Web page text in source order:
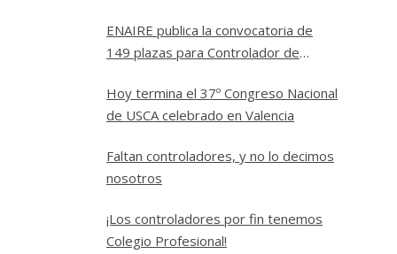
ENAIRE publica la convocatoria de
149 plazas para Controlador de
Hoy termina el 37º Congreso Nacional
de USCA celebrado en Valencia
Faltan controladores, y no lo decimos
nosotros
¡Los controladores por fin tenemos
Colegio Profesional!